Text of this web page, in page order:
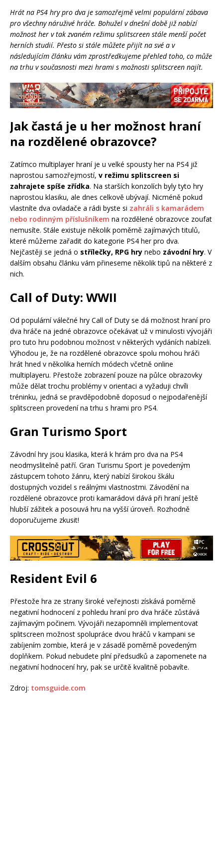
Hrát na PS4 hry pro dva je samozřejmě velmi populární zábava
pro všechny náruživé hráče. Bohužel v dnešní době již nabízí
možnost her v tak zvaném režimu splitscreen stále menší počet
herních studií. Přesto si stále můžete přijít na své a v
následujícím článku vám zprostředkujeme přehled toho, co může
na trhu v současnosti mezi hrami s možnosti splitscreen najít.
Jak častá je u her možnost hraní
na rozdělené obrazovce?
Zatímco multiplayer hraní je u velké spousty her na PS4 již
naprostou samozřejmostí, v režimu splitscreen si
zahrajete spíše zřídka. Na starších konzolích byly tyto hry
naprostou klasiku, ale dnes celkově ubývají. Nicméně pokud
vlastníte dva ovladače a rádi byste si zahráli s kamarádem
nebo rodinným příslušníkem na rozdělené obrazovce zoufat
nemusíte. Stále existuje několik poměrně zajímavých titulů,
které můžeme zařadit do kategorie PS4 her pro dva.
Nejčastěji se jedná o střílečky, RPG hry nebo závodní hry. V
dalším obsahu článku vám přineseme několik tipů na některé z
nich.
Call of Duty: WWII
Od populární válečné hry Call of Duty se dá možnost hraní pro
dva hráče na jedné obrazovce očekávat už v minulosti vývojáři
pro tuto hru podobnou možnost v některých vydáních nabízeli.
Výhodou je, že na rozdělené obrazovce spolu mohou hráči
hrát hned v několika herních módech včetně online
multiplayeru. Přestože zobrazení pouze na půlce obrazovky
může dělat trochu problémy v orientaci a vyžaduji chvíli
tréninku, jedná se pravděpodobně doposud o nejpodařenější
splitscreen provedení na trhu s hrami pro PS4.
Gran Turismo Sport
Závodní hry jsou klasika, která k hrám pro dva na PS4
neodmyslitelně patří. Gran Turismu Sport je povedeným
zástupcem tohoto žánru, který nabízí širokou škálu
dostupných vozidel s reálnými vlastnostmi. Závodění na
rozdělené obrazovce proti kamarádovi dává při hraní ještě
hlubší zážitek a posouvá hru na vyšší úroveň. Rozhodně
doporučujeme zkusit!
Resident Evil 6
Přestože hra ze strany široké veřejnosti získává poměrně
negativní hodnocení z pohledu hraní pro dva hráče zůstává
zajímavým počinem. Vývojáři nezapomněli implementovat
splitscreen možnost spolupráce dvou hráčů v kampani se
zabíjením zombie, která je v zásadě poměrně povedeným
doplňkem. Pokud nebudete plní předsudků a zapomenete na
negativní hodnocení hry, pak se určitě kvalitně pobavíte.
Zdroj: tomsguide.com